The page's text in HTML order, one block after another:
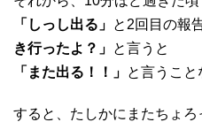
「しっし出る」 と2回目の報
き行ったよ？」 と言うと
「また出る！！」 と言うこ
すると、たしかにまたちょ